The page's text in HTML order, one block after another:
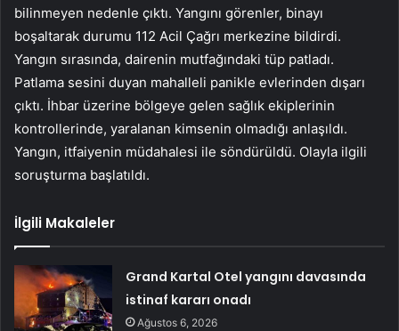
bilinmeyen nedenle çıktı. Yangını görenler, binayı
boşaltarak durumu 112 Acil Çağrı merkezine bildirdi.
Yangın sırasında, dairenin mutfağındaki tüp patladı.
Patlama sesini duyan mahalleli panikle evlerinden dışarı
çıktı. İhbar üzerine bölgeye gelen sağlık ekiplerinin
kontrollerinde, yaralanan kimsenin olmadığı anlaşıldı.
Yangın, itfaiyenin müdahalesi ile söndürüldü. Olayla ilgili
soruşturma başlatıldı.
İlgili Makaleler
Grand Kartal Otel yangını davasında
istinaf kararı onadı
Ağustos 6, 2026